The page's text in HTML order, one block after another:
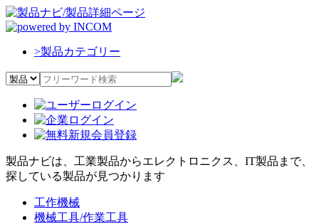
>製品カテゴリー
製品ナビは、工業製品からエレクトロニクス、IT製品まで、
探している製品が見つかります
工作機械
機械工具/作業工具